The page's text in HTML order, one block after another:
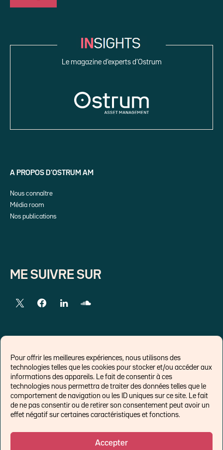
Pour offrir les meilleures expériences, nous utilisons des
technologies telles que les cookies pour stocker et/ou accéder aux
informations des appareils. Le fait de consentir à ces
technologies nous permettra de traiter des données telles que le
comportement de navigation ou les ID uniques sur ce site. Le fait
de ne pas consentir ou de retirer son consentement peut avoir un
effet négatif sur certaines caractéristiques et fonctions.
Accepter
Le magazine d’experts d’Ostrum
A PROPOS D’OSTRUM AM
Nous connaître
Média room
Nos publications
ME SUIVRE SUR
LIENS EXTERNES
Chroniques pour Forbes
Economistes
Think tank
Banques centrales
Politique de cookies (UE)